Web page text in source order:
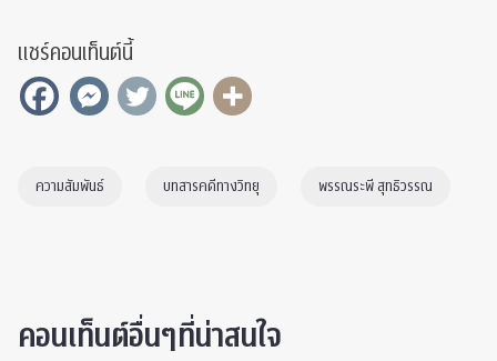
แชร์คอนเท็นต์นี้
ความสัมพันธ์ บทสารคดีทางวิทยุ พรรณระพี สุทธิวรรณ
คอนเท็นต์อื่นๆที่น่าสนใจ